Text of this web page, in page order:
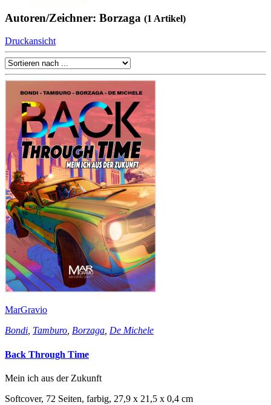
Autoren/Zeichner: Borzaga (1 Artikel)
Druckansicht
MarGravio
Bondi, Tamburo, Borzaga, De Michele
Back Through Time
Mein ich aus der Zukunft
Softcover, 72 Seiten, farbig, 27,9 x 21,5 x 0,4 cm